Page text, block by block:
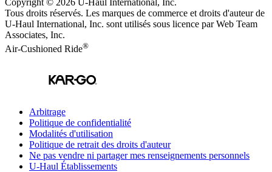
Copyright © 2026 U-Haul International, Inc.
Tous droits réservés. Les marques de commerce et droits d'auteur de
U-Haul International, Inc. sont utilisés sous licence par Web Team
Associates, Inc.
Air-Cushioned Ride®
Arbitrage
Politique de confidentialité
Modalités d'utilisation
Politique de retrait des droits d'auteur
Ne pas vendre ni partager mes renseignements personnels
U-Haul Établissements